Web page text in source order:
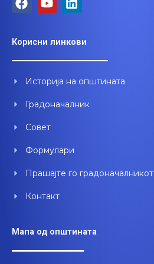
a
b
o
k
o
u
b
i
e
d
n
Корисни линкови
Историја на општината
Градоначалник
Совет
Формулари
Прашајте го градоначалникот
Контакт
Мапа од општината